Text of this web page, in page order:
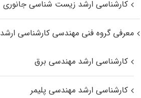
کارشناسی ارشد زیست‌ شناسی جانوری
معرفی گروه فنی مهندسی کارشناسی ارشد
کارشناسی ارشد مهندسی برق
کارشناسی ارشد مهندسی پلیمر